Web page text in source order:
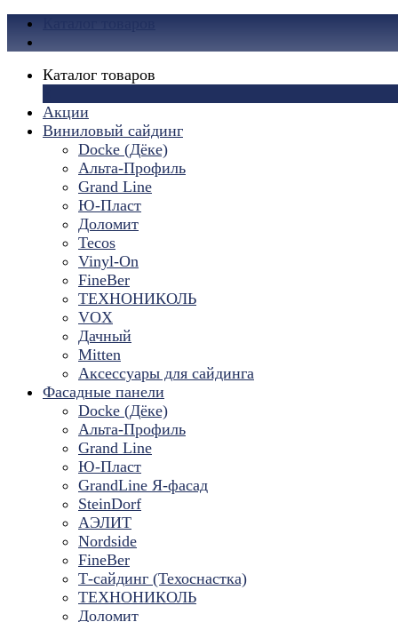
Каталог товаров
Акции
Виниловый сайдинг
Docke (Дёке)
Альта-Профиль
Grand Line
Ю-Пласт
Доломит
Tecos
Vinyl-On
FineBer
ТЕХНОНИКОЛЬ
VOX
Дачный
Mitten
Аксессуары для сайдинга
Фасадные панели
Docke (Дёке)
Альта-Профиль
Grand Line
Ю-Пласт
GrandLine Я-фасад
SteinDorf
АЭЛИТ
Nordside
FineBer
Т-сайдинг (Техоснастка)
ТЕХНОНИКОЛЬ
Доломит